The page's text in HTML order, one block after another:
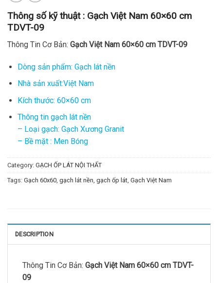
Thông số kỹ thuật : Gạch Việt Nam 60×60 cm
TDVT-09
Thông Tin Cơ Bản: Gạch Việt Nam 60×60 cm TDVT-09
Dòng sản phẩm: Gạch lát nền
Nhà sản xuất:Việt Nam
Kích thước: 60×60 cm
Thông tin gạch lát nền
– Loại gạch: Gạch Xương Granit
– Bề mặt : Men Bóng
Category: GẠCH ỐP LÁT NỘI THẤT
Tags: Gạch 60x60, gạch lát nền, gạch ốp lát, Gạch Việt Nam
DESCRIPTION
Thông Tin Cơ Bản: Gạch Việt Nam 60×60 cm TDVT-
09